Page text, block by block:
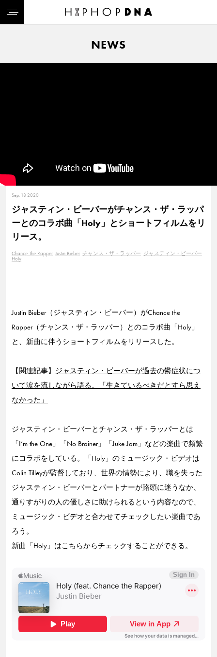
NEWS
Sep. 18 2020
ジャスティン・ビーバーがチャンス・ザ・ラッパ
ーとのコラボ曲「Holy」とショートフィルムをリ
リース。
Chance The Rapper Justin Bieber チャンス・ザ・ラッパー ジャスティン・ビーバー
Holy
Justin Bieber（ジャスティン・ビーバー）がChance the
Rapper（チャンス・ザ・ラッパー）とのコラボ曲「Holy」
と、新曲に伴うショートフィルムをリリースした。
【関連記事】 ジャスティン・ビーバーが過去の鬱症状につ
いて涙を流しながら語る。「生きているべきだとすら思え
なかった」
ジャスティン・ビーバーとチャンス・ザ・ラッパーとは
「I’m the One」「No Brainer」「Juke Jam」などの楽曲で頻繁
にコラボをしている。「Holy」のミュージック・ビデオは
Colin Tilleyが監督しており、世界の情勢により、職を失った
ジャスティン・ビーバーとパートナーが路頭に迷うなか、
通りすがりの人の優しさに助けられるという内容なので、
ミュージック・ビデオと合わせてチェックしたい楽曲であ
ろう。
新曲「Holy」はこちらからチェックすることができる。